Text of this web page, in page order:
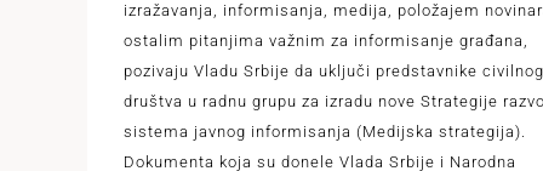
izražavanja, informisanja, medija, položajem
ostalim pitanjima važnim za informisanje građana,
pozivaju Vladu Srbije da uključi predstavnike civilnog
društva u radnu grupu za izradu nove Strategije
sistema javnog informisanja (Medijska strategija).
Dokumenta koja su donele Vlada Srbije i Narodna